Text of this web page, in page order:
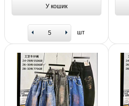
У кошик
шт